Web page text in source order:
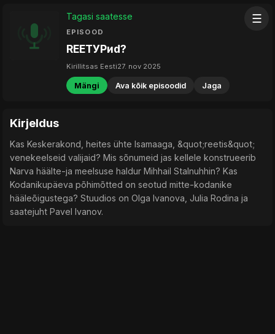
☰
Tagasi saatesse
EPISOOD
REETУРиd?
Kirillitsas Eesti27. nov 2025
Mängi Ava kõik episoodid Jaga
Kirjeldus
Kas Keskerakond, heites ühte Isamaaga, &quot;reetis&quot;
venekeelseid valijaid? Mis sõnumeid jas kellele konstrueerib
Narva häälte-ja meelsuse haldur Mihhail Stalnuhhin? Kas
Kodanikupäeva põhimõtted on seotud mitte-kodanike
hääleõigustega? Stuudios on Olga Ivanova, Julia Rodina ja
saatejuht Pavel Ivanov.